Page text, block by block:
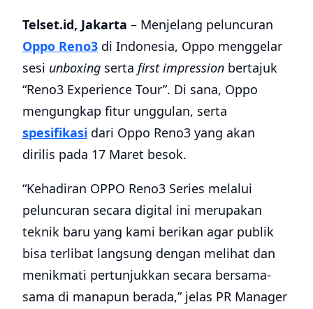
Telset.id, Jakarta – Menjelang peluncuran
Oppo Reno3 di Indonesia, Oppo menggelar
sesi unboxing serta first impression bertajuk
“Reno3 Experience Tour”. Di sana, Oppo
mengungkap fitur unggulan, serta
spesifikasi dari Oppo Reno3 yang akan
dirilis pada 17 Maret besok.
“Kehadiran OPPO Reno3 Series melalui
peluncuran secara digital ini merupakan
teknik baru yang kami berikan agar publik
bisa terlibat langsung dengan melihat dan
menikmati pertunjukkan secara bersama-
sama di manapun berada,” jelas PR Manager